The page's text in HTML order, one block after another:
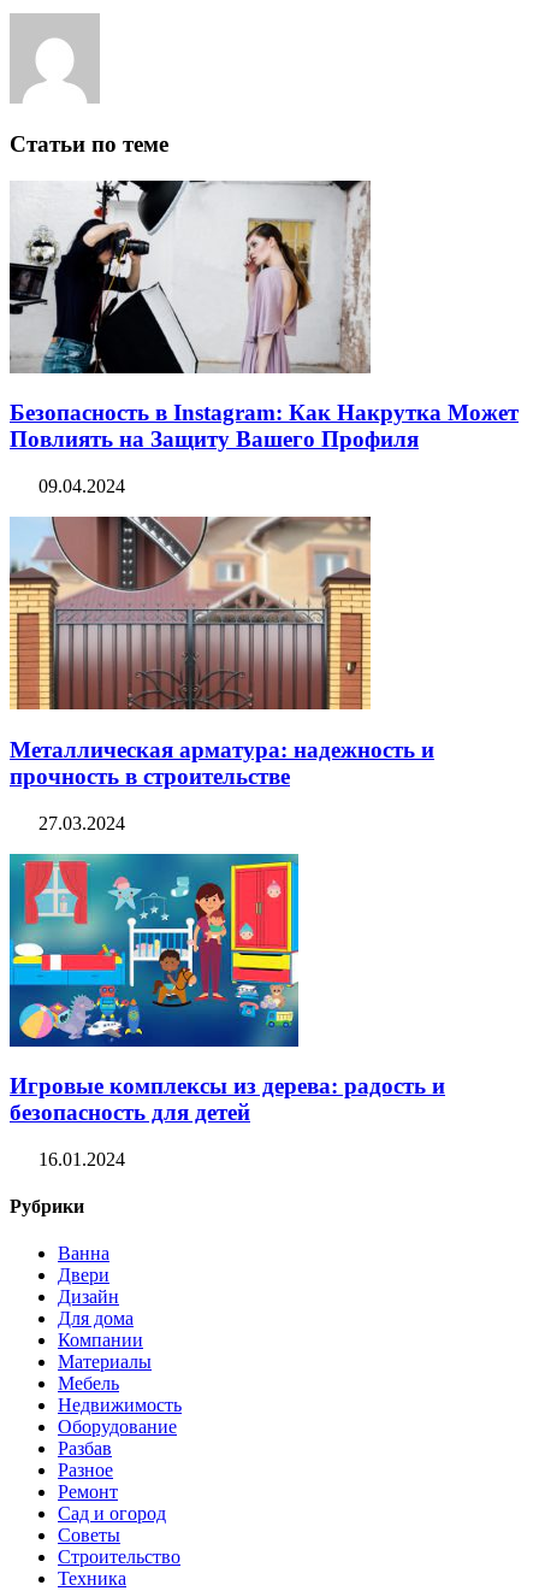
Статьи по теме
Безопасность в Instagram: Как Накрутка Может
Повлиять на Защиту Вашего Профиля
09.04.2024
Металлическая арматура: надежность и
прочность в строительстве
27.03.2024
Игровые комплексы из дерева: радость и
безопасность для детей
16.01.2024
Рубрики
Ванна
Двери
Дизайн
Для дома
Компании
Материалы
Мебель
Недвижимость
Оборудование
Разбав
Разное
Ремонт
Сад и огород
Советы
Строительство
Техника